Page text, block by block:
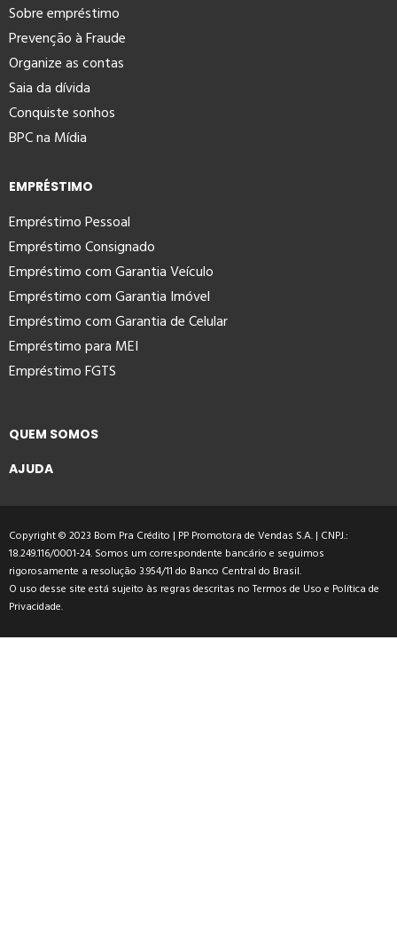
Sobre empréstimo
Prevenção à Fraude
Organize as contas
Saia da dívida
Conquiste sonhos
BPC na Mídia
EMPRÉSTIMO
Empréstimo Pessoal
Empréstimo Consignado
Empréstimo com Garantia Veículo
Empréstimo com Garantia Imóvel
Empréstimo com Garantia de Celular
Empréstimo para MEI
Empréstimo FGTS
QUEM SOMOS
AJUDA
Copyright © 2023 Bom Pra Crédito | PP Promotora de Vendas S.A. | CNPJ.:
18.249.116/0001-24. Somos um correspondente bancário e seguimos
rigorosamente a resolução 3.954/11 do Banco Central do Brasil.
O uso desse site está sujeito às regras descritas noTermos de Uso e Política de
Privacidade.